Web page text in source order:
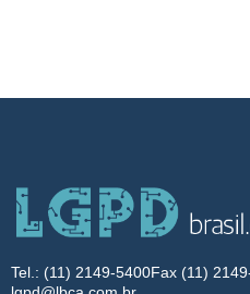
Tel.: (11) 2149-5400Fax (11)